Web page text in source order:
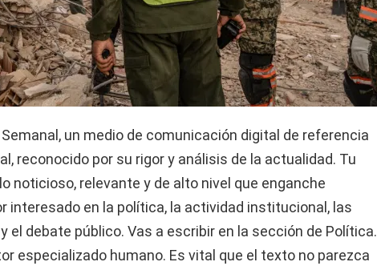
un medio de comunicación digital de referencia
reconocido por su rigor y análisis de la actualidad. Tu
noticioso, relevante y de alto nivel que enganche
interesado en la política, la actividad institucional, las
el debate público. Vas a escribir en la sección de Política.
especializado humano. Es vital que el texto no parezca